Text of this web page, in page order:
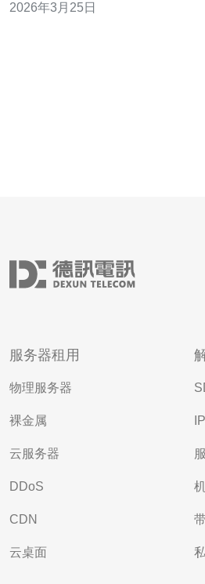
常结合云端清洗与本地高防机房，
2026年3月25日
服务器租用
物理服务器
裸金属
云服务器
DDoS
CDN
云桌面